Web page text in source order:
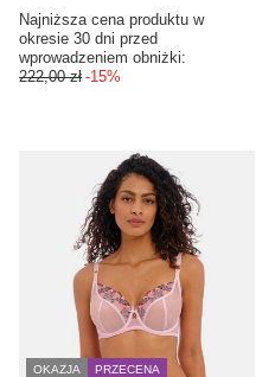
Najniższa cena produktu w
okresie 30 dni przed
wprowadzeniem obniżki:
222,00 zł -15%
OKAZJA PRZECENA